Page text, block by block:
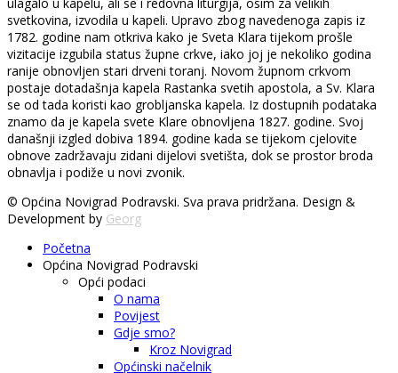
svetkovina, izvodila u kapeli. Upravo zbog navedenoga zapis iz
1782. godine nam otkriva kako je Sveta Klara tijekom prošle
vizitacije izgubila status župne crkve, iako joj je nekoliko godina
ranije obnovljen stari drveni toranj. Novom župnom crkvom
postaje dotadašnja kapela Rastanka svetih apostola, a Sv. Klara
se od tada koristi kao grobljanska kapela. Iz dostupnih podataka
znamo da je kapela svete Klare obnovljena 1827. godine. Svoj
današnji izgled dobiva 1894. godine kada se tijekom cjelovite
obnove zadržavaju zidani dijelovi svetišta, dok se prostor broda
obnavlja i podiže u novi zvonik.
© Općina Novigrad Podravski. Sva prava pridržana. Design &
Development by Georg
Početna
Općina Novigrad Podravski
Opći podaci
O nama
Povijest
Gdje smo?
Kroz Novigrad
Općinski načelnik